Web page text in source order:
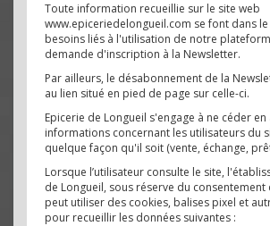
Toute information recueillie sur le site web
www.epiceriedelongueil.com se font dans
besoins liés à l'utilisation de notre
demande d'inscription à la Newsletter.
Par ailleurs, le désabonnement de la
au lien situé en pied de page sur celle-ci.
Epicerie de Longueil s'engage à ne céder en
informations concernant les utilisateurs du
quelque façon qu'il soit (vente, échange,
Lorsque l’utilisateur consulte le site,
de Longueil, sous réserve du consentement
peut utiliser des cookies, balises pixel et
pour recueillir les données suivantes :